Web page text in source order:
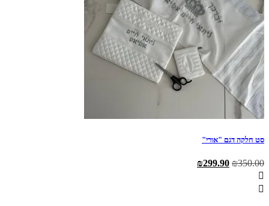
סט חלקה דגם "אורי"
₪350.00
המחיר ₪299.90